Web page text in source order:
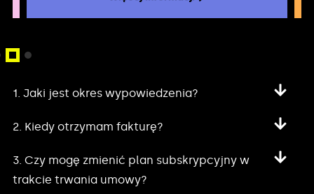
1. Jaki jest okres wypowiedzenia?
2. Kiedy otrzymam fakturę?
3. Czy mogę zmienić plan subskrypcyjny w
trakcie trwania umowy?